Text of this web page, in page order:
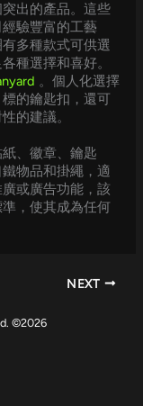
出的產品。這些
驗豐富的工藝
多種款式可供選
種選擇和喜好。
。個人化選擇
的鑰匙扣，還可
的建議。
、徽章、鑰匙
物品和掛繩，適
或廣告功能，該
，使其成為任何
NEXT
©2026